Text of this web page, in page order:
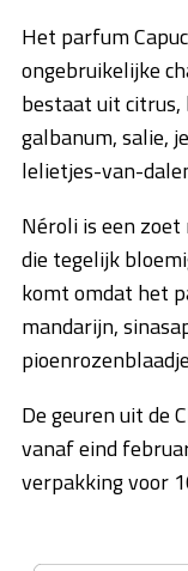
Het parfum
ongebruikelijke
bestaat uit citrus,
galbanum, salie,
lelietjes-van-
Néroli is een
die tegelijk
komt omdat het
mandarijn,
De geuren uit de
vanaf eind
verpakking voor